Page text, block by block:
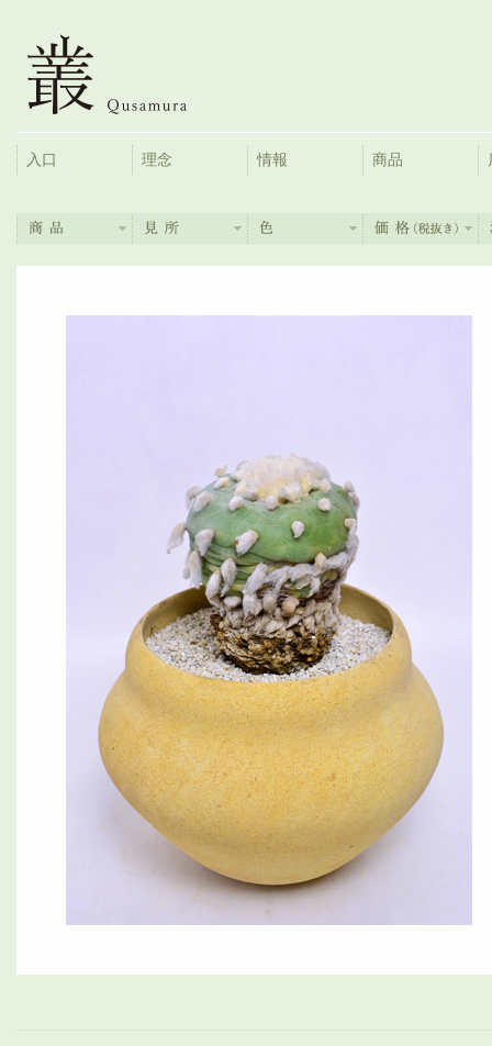
入口 理念 情報 商品